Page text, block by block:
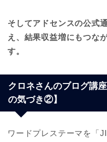
そしてアドセンスの公式
え、結果収益増にもつな
す。
クロネさんのブログ講
の気づき②】
ワードプレステーマを「